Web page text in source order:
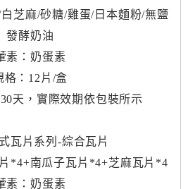
芝麻/砂糖/雞蛋/日本麵粉/無鹽
發酵奶油
素：奶蛋素
格：12片/盒
天，實際效期依包裝所示
瓦片系列-綜合瓦片
*4+南瓜子瓦片*4+芝麻瓦片*4
素：奶蛋素